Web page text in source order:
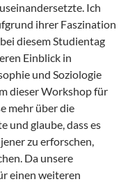
Ich
ihrer Faszination
diesem Studientag
Einblick in
und Soziologie
dieser Workshop für
mehr über die
und glaube, dass es
zu erforschen,
Da unsere
einen weiteren